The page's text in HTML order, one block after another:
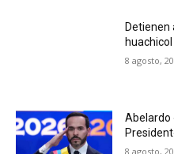
Detienen
8 agosto,
Abelardo
8 agosto,